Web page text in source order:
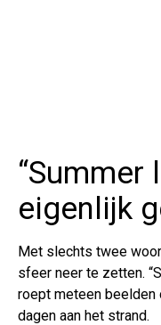
“Summer
eigenlijk
Met slechts twee
sfeer neer te zetten.
roept meteen beelden
dagen aan het strand.